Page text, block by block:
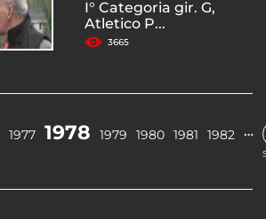
I° Categoria gir. G,
Atletico P...
3665
1977 1978 1979 1980 1981 1982 …